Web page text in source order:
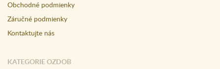
Obchodné podmienky
Záručné podmienky
Kontaktujte nás
KATEGORIE OZDOB